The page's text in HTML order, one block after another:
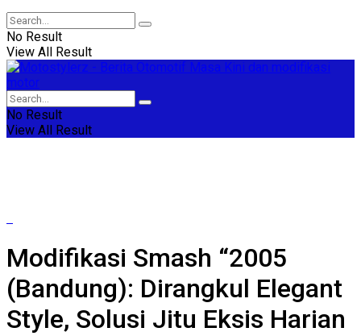
No Result
View All Result
No Result
View All Result
Modifikasi Smash “2005
(Bandung): Dirangkul Elegant
Style, Solusi Jitu Eksis Harian